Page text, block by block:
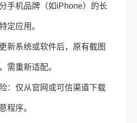
手机品牌（如iPhone）的长
定应用。
新系统或软件后，原有截图
需重新适配。
：仅从官网或可信渠道下载
程序。